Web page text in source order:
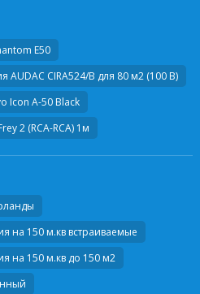
E50
AUDAC CIRA524/B для 80 м2 (100 В)
Icon A-50 Black
2 (RCA-RCA) 1м
на 150 м.кв встраиваемые
на 150 м.кв до 150 м2